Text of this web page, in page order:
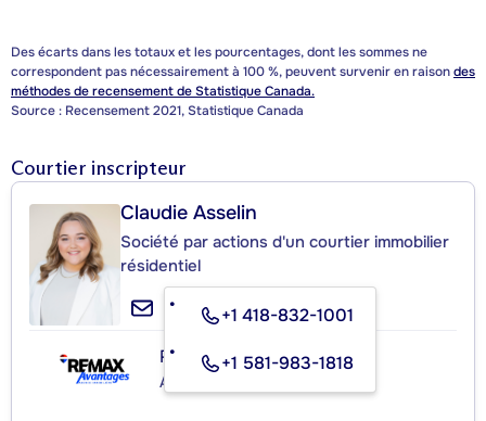
Des écarts dans les totaux et les pourcentages, dont les sommes ne
correspondent pas nécessairement à 100 %, peuvent survenir en raisondes
méthodes de recensement de Statistique Canada.
Source : Recensement 2021, Statistique Canada
Courtier inscripteur
Claudie Asselin
Société par actions d'un courtier immobilier
résidentiel
+1 418-832-1001
+1 581-983-1818
RE/MAX AVANTAGES INC.
Agence immobilière